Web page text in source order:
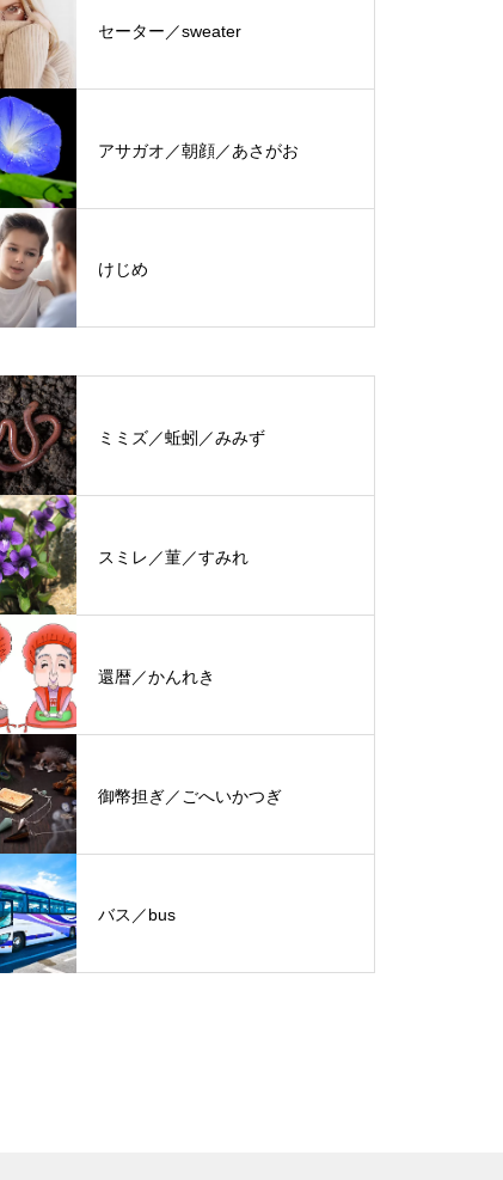
セーター／sweater
アサガオ／朝顔／あさがお
けじめ
ミミズ／蚯蚓／みみず
スミレ／菫／すみれ
還暦／かんれき
御幣担ぎ／ごへいかつぎ
バス／bus